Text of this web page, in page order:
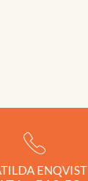
ENQVIST